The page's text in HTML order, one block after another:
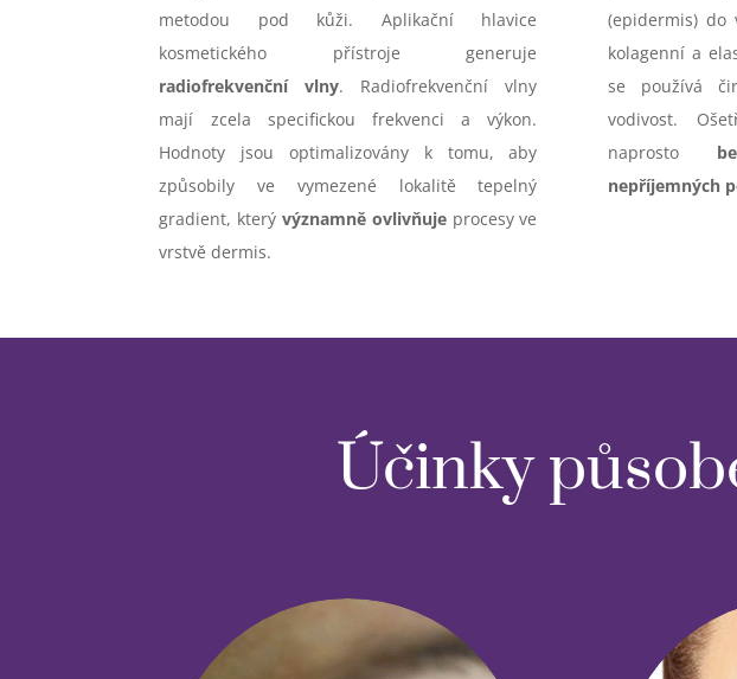
metodou pod kůži. Aplikační hlavice
kosmetického přístroje generuje
radiofrekvenční vlny. Radiofrekvenční vlny
mají zcela specifickou frekvenci a výkon.
Hodnoty jsou optimalizovány k tomu, aby
způsobily ve vymezené lokalitě tepelný
gradient, který významně ovlivňujeprocesy ve
vrstvě dermis.
(epidermis) do
kolagenní a
se používá
vodivost.
naprosto
nepříjemných
Účinky